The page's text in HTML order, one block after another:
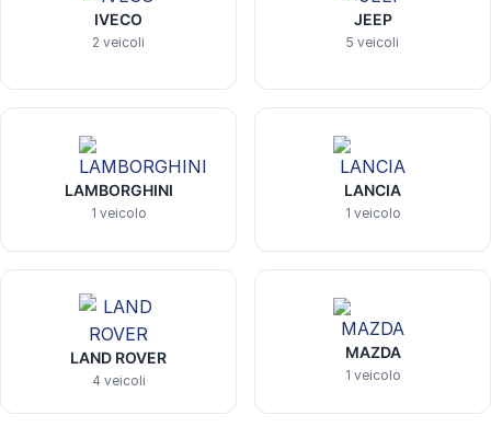
IVECO
2 veicoli
JEEP
5 veicoli
LAMBORGHINI
1 veicolo
LANCIA
1 veicolo
LAND ROVER
4 veicoli
MAZDA
1 veicolo